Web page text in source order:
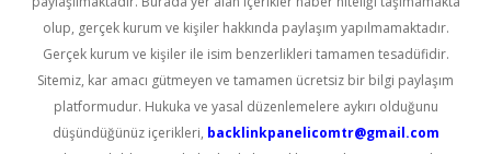
olup, gerçek kurum ve kişiler hakkında paylaşım yapılmamaktadır.
Gerçek kurum ve kişiler ile isim benzerlikleri tamamen tesadüfidir.
Sitemiz, kar amacı gütmeyen ve tamamen ücretsiz bir bilgi paylaşım
platformudur. Hukuka ve yasal düzenlemelere aykırı olduğunu
düşündüğünüz içerikleri, backlinkpanelicomtr@gmail.com